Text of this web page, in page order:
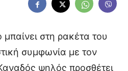
στη ρακέτα του
συμφωνία με τον
ψηλός προσθέτει